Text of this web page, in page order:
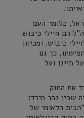
כלומר העם
הם חיילי כיבוש
כיבוש. ומכיוון
כך גם
חיינו ועל
את החוק
שבין נהר הירדן
הלאומי של